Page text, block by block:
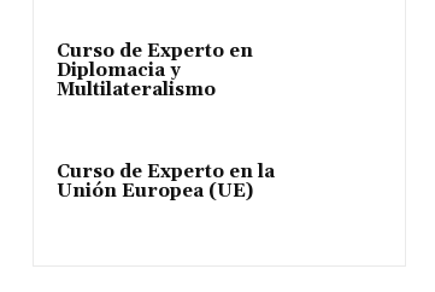
Curso de Experto en
Diplomacia y
Multilateralismo
Curso de Experto en la
Unión Europea (UE)